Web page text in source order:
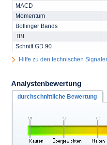
MACD
Momentum
Bollinger Bands
TBI
Schnitt GD 90
Hilfe zu den technischen
Analystenbewertung
durchschnittliche Bewertung